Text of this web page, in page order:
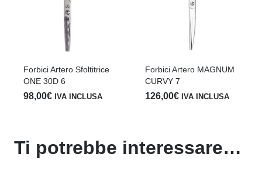
Forbici Artero Sfoltitrice
ONE 30D 6
98,00€ IVA INCLUSA
Forbici Artero MAGNUM
CURVY 7
126,00€ IVA INCLUSA
Ti potrebbe interessare…